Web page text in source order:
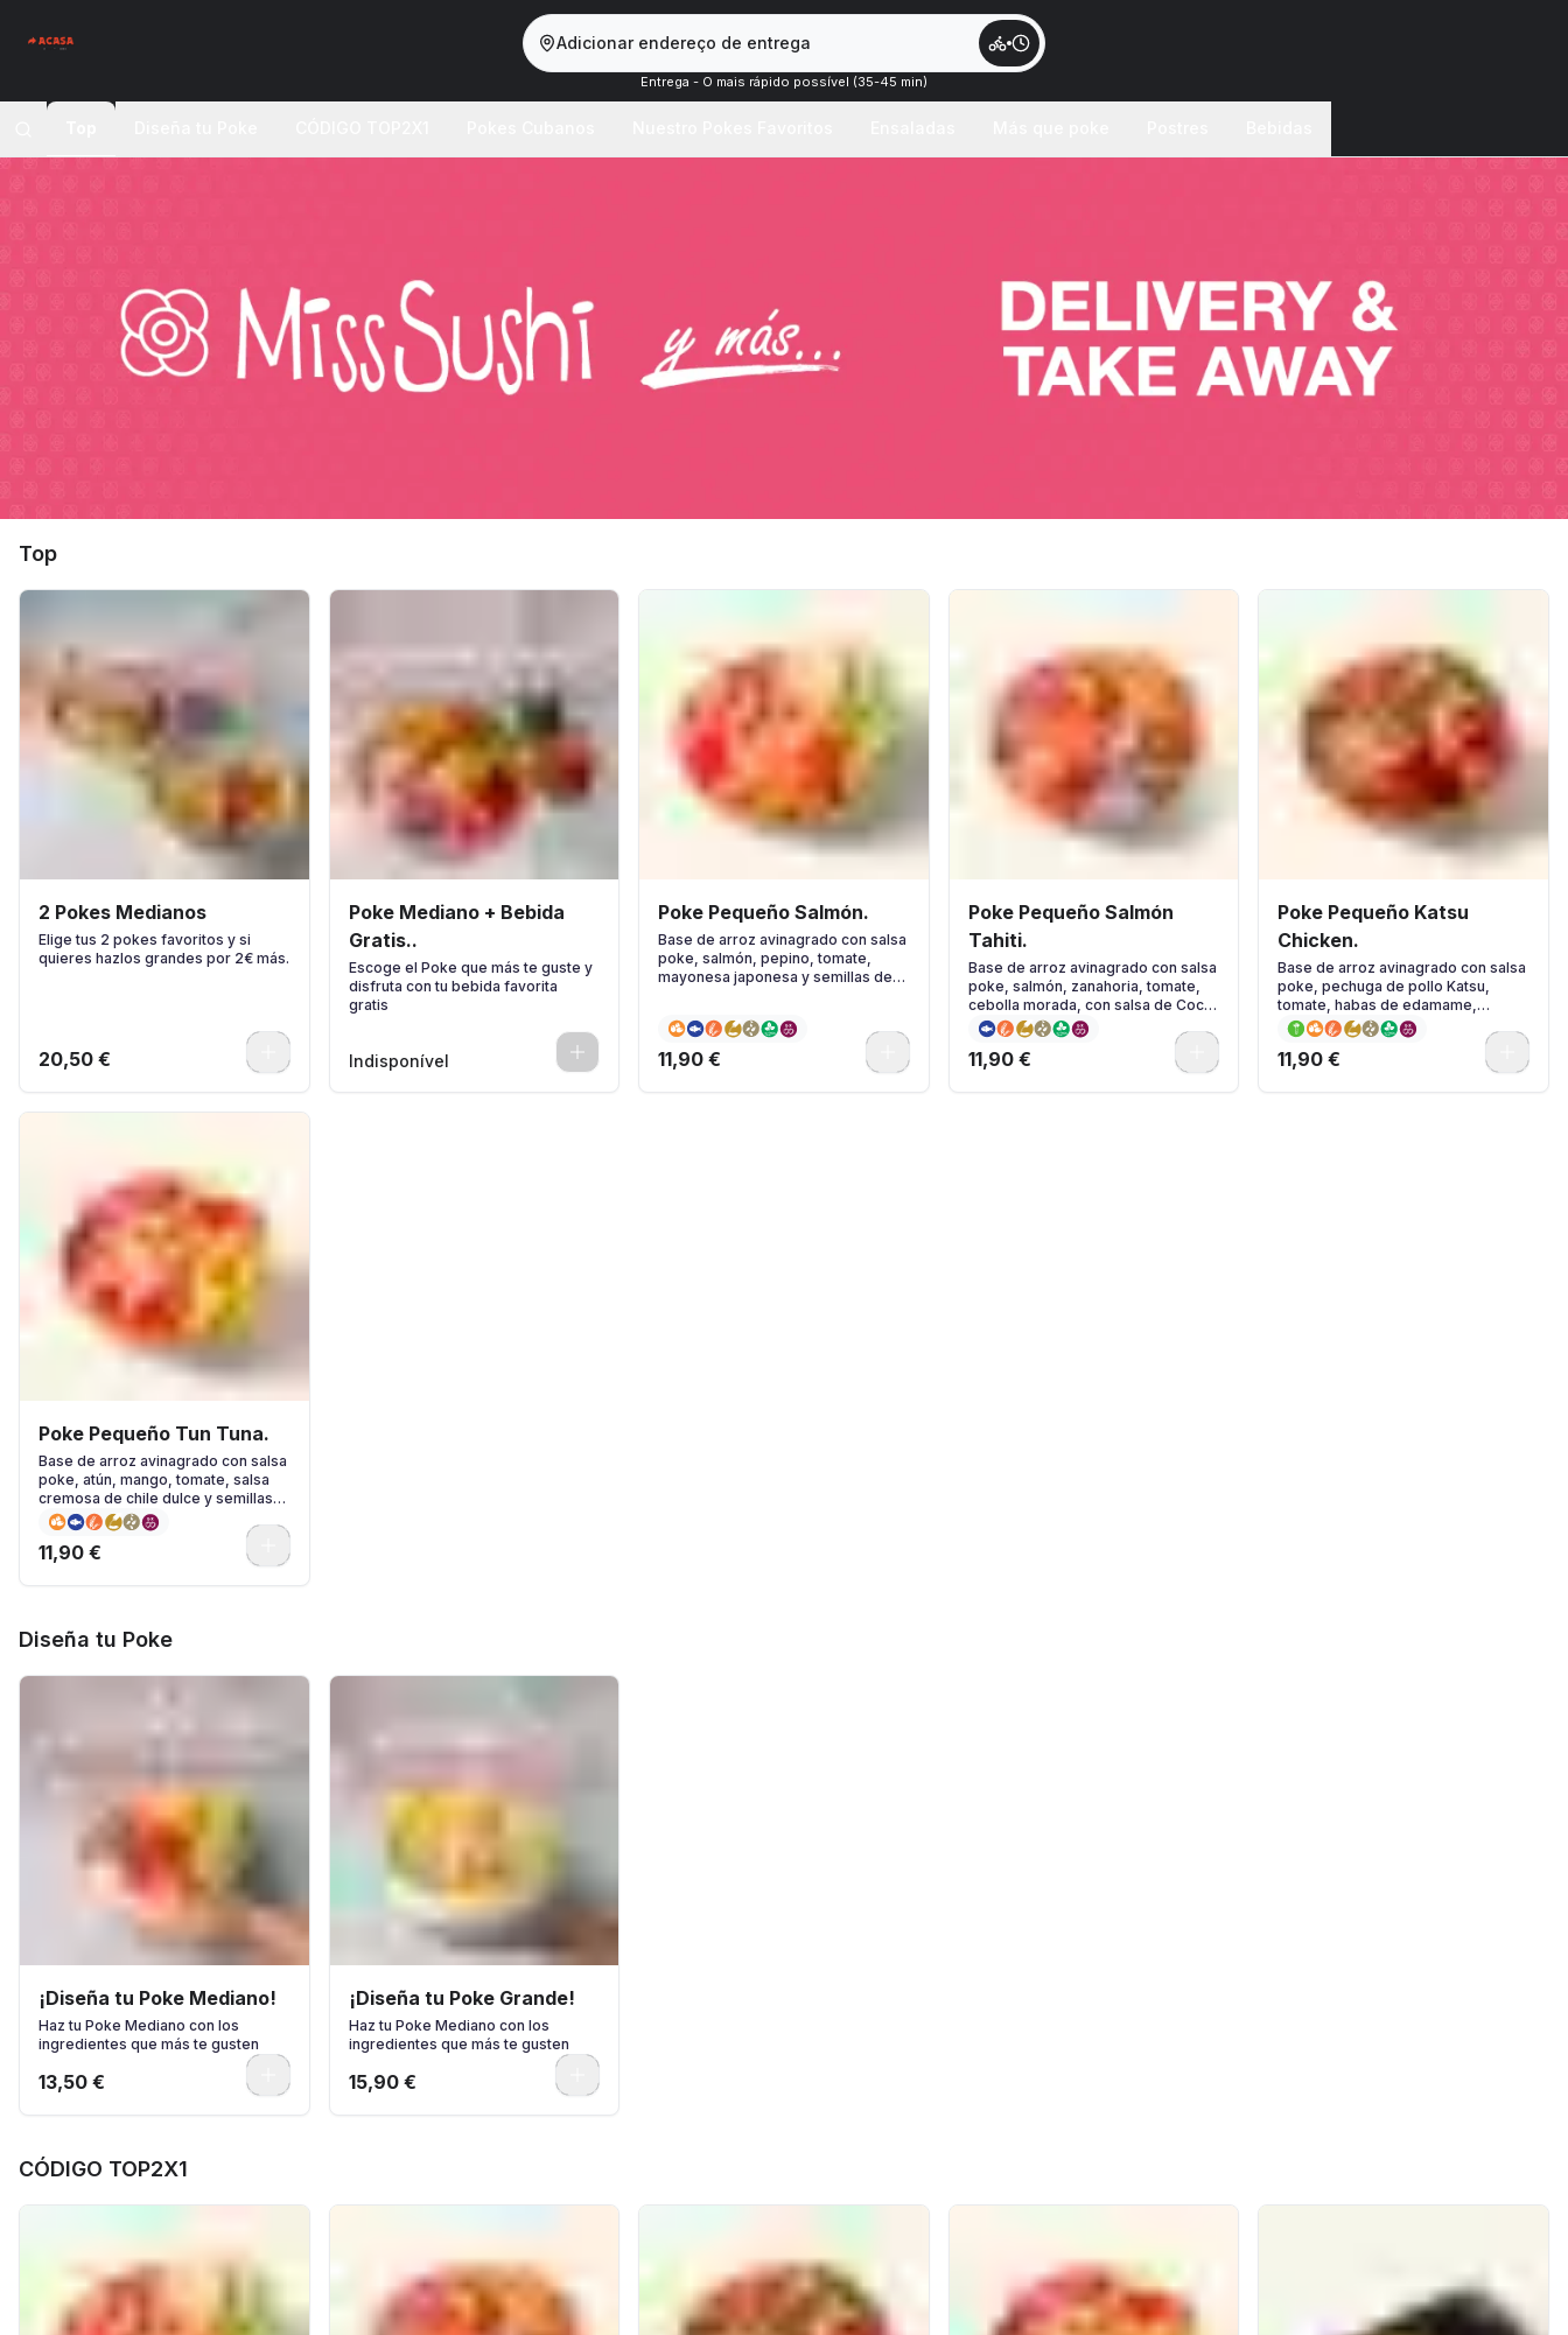
Adicionar endereço de entrega
Entrega - O mais rápido possível (35-45 min)
Top
2 Pokes Medianos
Elige tus 2 pokes favoritos y si
quieres hazlos grandes por 2€ más.
20,50 €
Poke Mediano + Bebida
Gratis..
Escoge el Poke que más te guste y
disfruta con tu bebida favorita
gratis
Indisponível 0
Poke Pequeño Salmón.
Base de arroz avinagrado con salsa
poke, salmón, pepino, tomate,
mayonesa japonesa y semillas de
11,90 €
Poke Pequeño Salmón
Tahiti.
Base de arroz avinagrado con salsa
poke, salmón, zanahoria, tomate,
cebolla morada, con salsa de Coco
& Lima y hierbas frescas.
11,90 €
Poke Pequeño Katsu
Chicken.
Base de arroz avinagrado con salsa
poke, pechuga de pollo Katsu,
tomate, habas de edamame,
mayonesa japonesa y semillas de
sésamo
11,90 €
Poke Pequeño Tun Tuna.
Base de arroz avinagrado con salsa
poke, atún, mango, tomate, salsa
cremosa de chile dulce y semillas
de sésamo
11,90 €
Diseña tu Poke
¡Diseña tu Poke Mediano!
Haz tu Poke Mediano con los
ingredientes que más te gusten
13,50 €
¡Diseña tu Poke Grande!
Haz tu Poke Mediano con los
ingredientes que más te gusten
15,90 €
CÓDIGO TOP2X1